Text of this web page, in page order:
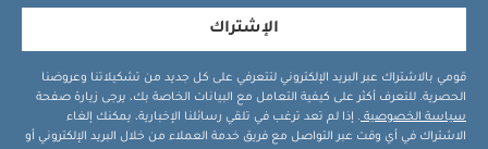
الإشتراك
قومي بالاشتراك عبر البريد الإلكتروني لتتعرفي على كل جديد من تشكيلاتنا وعروضنا
الحصرية. للتعرف أكثر على كيفية التعامل مع البيانات الخاصة بك، يرجى زيارة صفحة
سياسة الخصوصية . إذا لم تعد ترغب في تلقي رسائلنا الإخبارية، يمكنك إلغاء
الاشتراك في أي وقت عبر التواصل مع فريق خدمة العملاء من خلال البريد الإلكتروني أو